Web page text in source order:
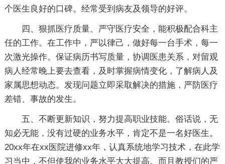
个医生良好的口碑。经常受到病友及领导的好评。
四、狠抓医疗质量、严守医疗安全，能积极配合科主
任的工作。在工作中，严以律己，做好每一台手术，每一
次激光操作。保证病历书写质量，协调医患关系，对留观
病人经常晚上要去查看，及时掌握病情变化，了解病人及
家属思想动态。发现问题立即采取解决的措施，严防医疗
差错、事故的发生。
五、不断更新知识，努力提高职业技能。俗话说，无
知必无能，没有过硬的业务水平，肯定不是一名好医生。
20xx年在xx医院进修xx年，认真系统地学习技术，在此学
习当中，不但使我的业务水平大大提高。而且教授们的严